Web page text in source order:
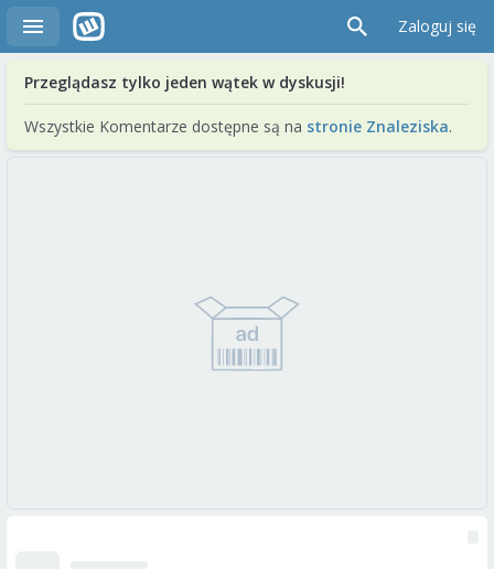
Zaloguj się
Przeglądasz tylko jeden wątek w dyskusji!
Wszystkie Komentarze dostępne są na stronie Znaleziska.